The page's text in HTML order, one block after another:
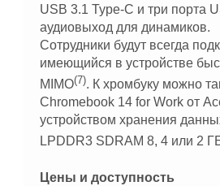
USB 3.1 Type-C и три порта
аудиовыход для динамиков.
Сотрудники будут всегда
имеющийся в устройстве
MIMO(7). К хромбуку можно
Chromebook 14 for Work от
устройством хранения
LPDDR3 SDRAM 8, 4 или 2
Цены и доступность